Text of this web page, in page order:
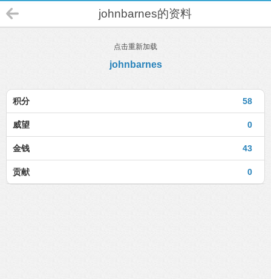
johnbarnes的资料
点击重新加载
johnbarnes
58
积分
0
威望
43
金钱
0
贡献